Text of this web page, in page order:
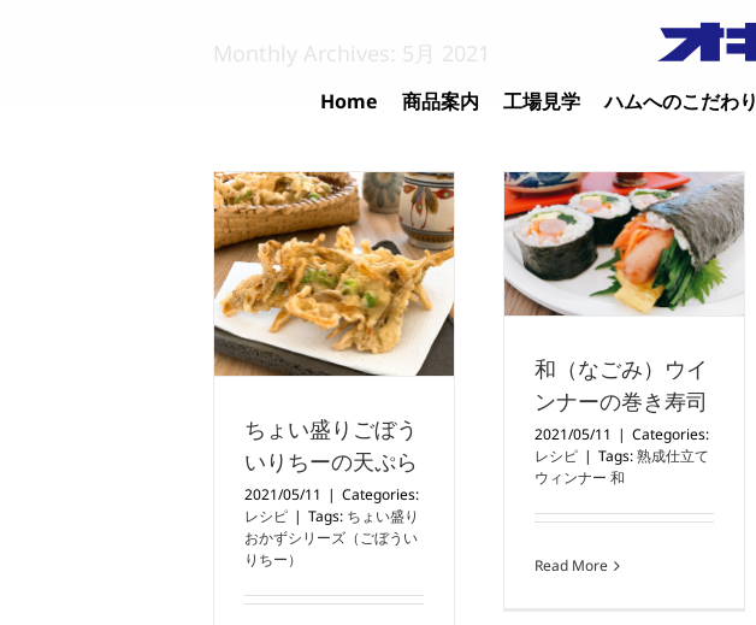
Home 商品案内 工場見学 ハムへのこだわり
Monthly Archives: 5月 2021
ちょい盛りごぼう
いりちーの天ぷら
2021/05/11 | Categories:
レシピ | Tags: ちょい盛り
おかずシリーズ（ごぼうい
りちー）
和（なごみ）ウイ
ンナーの巻き寿司
2021/05/11 | Categories:
レシピ | Tags:熟成仕立て
ウィンナー 和
Read More